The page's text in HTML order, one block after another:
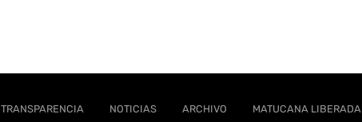
TRANSPARENCIA NOTICIAS ARCHIVO MATUCANA LIBERADA